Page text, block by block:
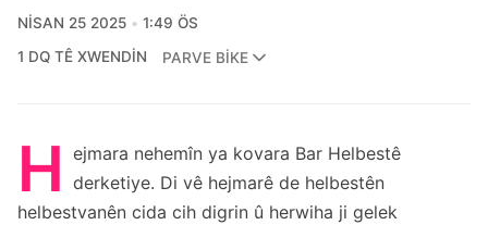
NISAN 25 2025
1:49 ÖS
1 DQ TÊ XWENDIN
PARVE BIKE
H ejmara nehemîn ya kovara Bar Helbestê
derketiye. Di vê hejmarê de helbestên
helbestvanên cida cih digrin û herwiha ji gelek